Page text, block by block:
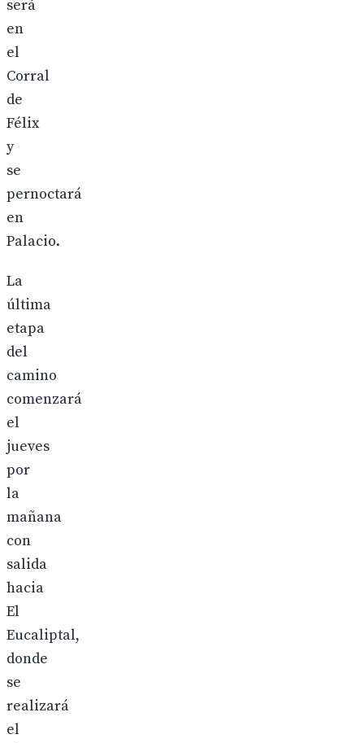
será
en
el
Corral
de
Félix
y
se
pernoctará
en
Palacio.
La
última
etapa
del
camino
comenzará
el
jueves
por
la
mañana
con
salida
hacia
El
Eucaliptal,
donde
se
realizará
el